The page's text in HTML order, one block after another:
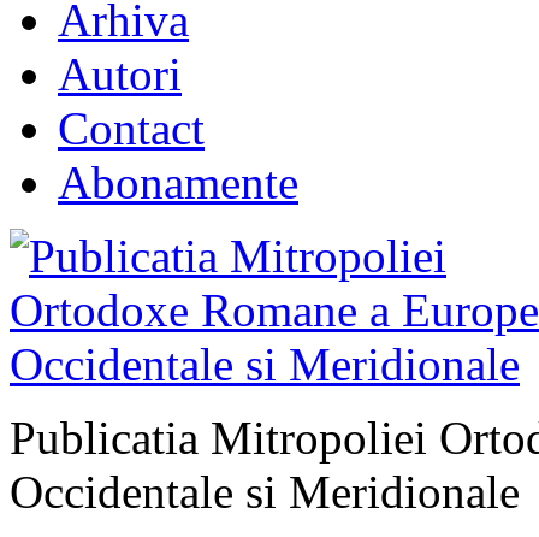
Arhiva
Autori
Contact
Abonamente
Publicatia Mitropoliei
Occidentale si Meridionale